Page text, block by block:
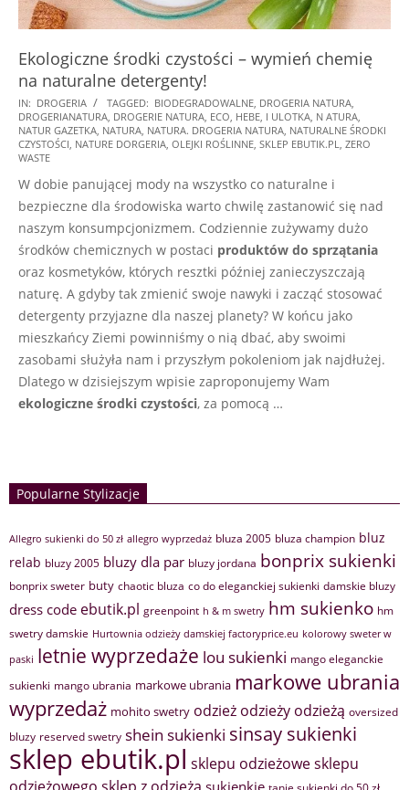
Ekologiczne środki czystości – wymień chemię
na naturalne detergenty!
2024-
12-
28
IN: DROGERIA TAGGED: BIODEGRADOWALNE DROGERIA NATURA
DROGERIANATURA DROGERIE NATURA ECO HEBE I ULOTKA N ATURA
NATUR GAZETKA NATURA NATURA. DROGERIA NATURA NATURALNE ŚRODKI
CZYSTOŚCI NATURE DORGERIA OLEJKI ROŚLINNE SKLEP EBUTIK.PL
ZERO
WASTE
W dobie panującej mody na wszystko co naturalne i
bezpieczne dla środowiska warto chwilę zastanowić się nad
naszym konsumpcjonizmem. Codziennie zużywamy dużo
środków chemicznych w postaci produktów do sprzątania
oraz kosmetyków, których resztki później zanieczyszczają
naturę. A gdyby tak zmienić swoje nawyki i zacząć stosować
detergenty przyjazne dla naszej planety? W końcu jako
mieszkańcy Ziemi powinniśmy o nią dbać, aby swoimi
zasobami służyła nam i przyszłym pokoleniom jak najdłużej.
Dlatego w dzisiejszym wpisie zaproponujemy Wam
ekologiczne środki czystości, za pomocą …
Popularne Stylizacje
Allegro sukienki do 50 zł allegro wyprzedaż bluza 2005 bluza champion bluz
relab bluzy 2005 bluzy dla par bluzy jordana bonprix sukienki
bonprix sweter buty chaotic bluza co do eleganckiej sukienki damskie bluzy
dress code ebutik.pl greenpoint h & m swetry hm sukienko hm
swetry damskie Hurtownia odzieży damskiej factoryprice.eu kolorowy sweter w
paski letnie wyprzedaże lou sukienki mango eleganckie
sukienki mango ubrania markowe ubrania markowe ubrania
wyprzedaż mohito swetry odzież odzieży odzieżą oversized
bluzy reserved swetry shein sukienki sinsay sukienki
sklep ebutik.pl sklepu odzieżowesklepu
sklep z odzieżą sukienkie